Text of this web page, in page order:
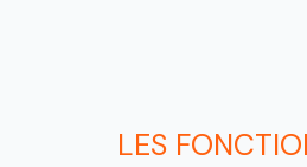
LES